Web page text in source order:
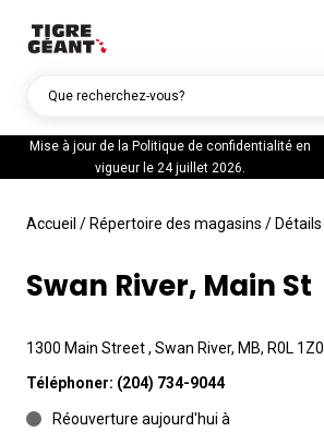
Mise à jour de la Politique de confidentialité en
vigueur le 24 juillet 2026.
Que recherchez-vous?
Accueil / Répertoire des magasins / Détails
Swan River, Main St
1300 Main Street , Swan River, MB, R0L 1Z0
Téléphoner: (204) 734-9044
Réouverture aujourd'hui à